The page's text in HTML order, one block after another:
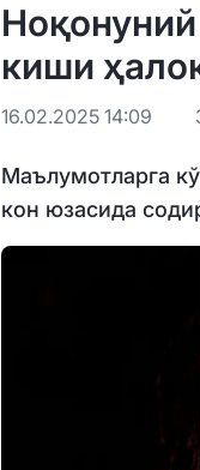
киши
16.02.2025 14:09
Маълумотларга
кон юзасида